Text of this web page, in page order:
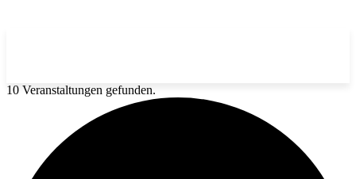
10 Veranstaltungen gefunden.